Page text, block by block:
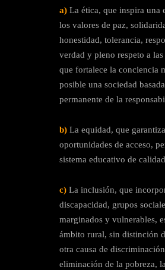
a) La ética, que inspira una
los valores de paz,
honestidad, tolerancia,
verdad y pleno respeto a
que fortalece la conciencia
posible una sociedad
permanente de la
b) La equidad, que
oportunidades de acceso,
sistema educativo de
c) La inclusión, que
discapacidad, grupos
marginados y vulnerables,
ámbito rural, sin distinción
otra causa de
eliminación de la pobreza,